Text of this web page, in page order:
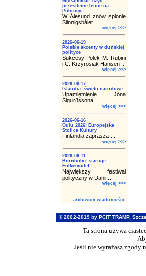
przesilenie letnie na
Północy
W Ålesund znów spłonie
Slinnigsbålet ...
więcej >>>
2026-06-19
Polskie akcenty w duńskiej
polityce
Sukcesy Polek M. Rubini
i C. Krzyrosiak Hansen ...
więcej >>>
2026-06-17
Islandia: święto narodowe
Upamiętnienie Jóna
Sigurðssona ...
więcej >>>
2026-06-16
Oulu 2026: Europejska
Stolica Kultury
Finlandia zaprasza ...
więcej >>>
2026-06-11
Bornholm: startuje
Folkemødet
Największy festiwal
polityczny w Danii ...
więcej >>>
archiwum wiadomości
© 2002-2019 by PCIT TRAMP,
Ta strona używa
Jeśli nie wyrażasz zgody